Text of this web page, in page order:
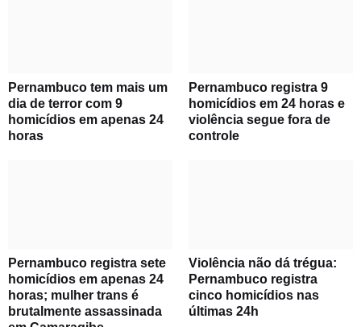
Pernambuco tem mais um
dia de terror com 9
homicídios em apenas 24
horas
Pernambuco registra 9
homicídios em 24 horas e
violência segue fora de
controle
Pernambuco registra sete
homicídios em apenas 24
horas; mulher trans é
brutalmente assassinada
Violência não dá trégua:
Pernambuco registra
cinco homicídios nas
últimas 24h